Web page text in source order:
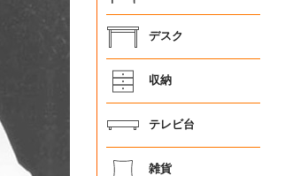
デスク
収納
テレビ台
雑貨